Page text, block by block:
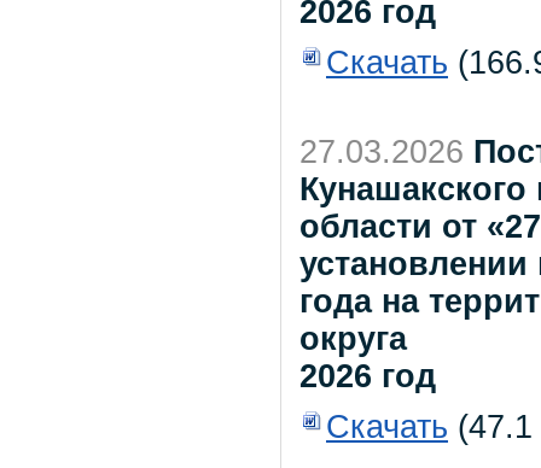
2026 год
Скачать
27.03.2026
области от
установлении
года на
округа
2026 год
Скачать